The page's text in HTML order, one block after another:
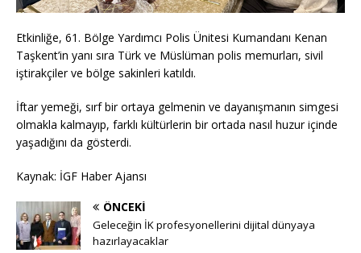
Etkinliğe, 61. Bölge Yardımcı Polis Ünitesi Kumandanı Kenan
Taşkent’in yanı sıra Türk ve Müslüman polis memurları, sivil
iştirakçiler ve bölge sakinleri katıldı.
İftar yemeği, sırf bir ortaya gelmenin ve dayanışmanın simgesi
olmakla kalmayıp, farklı kültürlerin bir ortada nasıl huzur içinde
yaşadığını da gösterdi.
Kaynak: İGF Haber Ajansı
ÖNCEKI
Geleceğin İK profesyonellerini dijital dünyaya
hazırlayacaklar